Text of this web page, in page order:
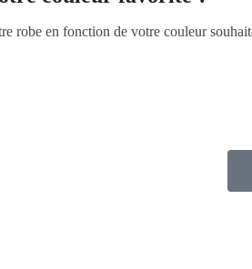
robe en fonction de votre couleur